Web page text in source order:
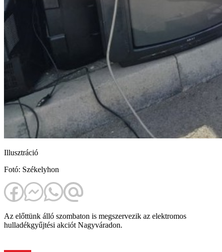
Illusztráció
Fotó: Székelyhon
Az előttünk álló szombaton is megszervezik az elektromos
hulladékgyűjtési akciót Nagyváradon.